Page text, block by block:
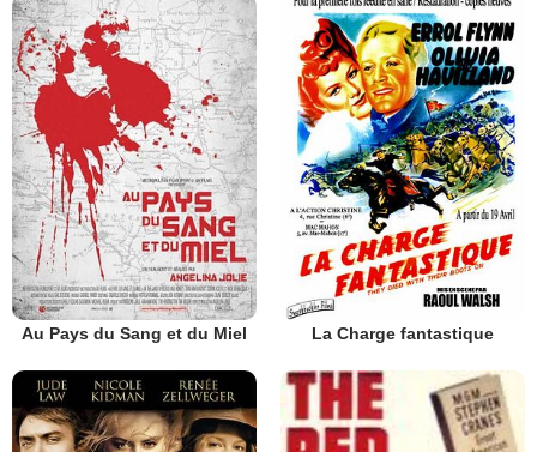
Au Pays du Sang et du Miel La Charge fantastique